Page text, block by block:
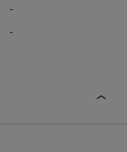
-
-